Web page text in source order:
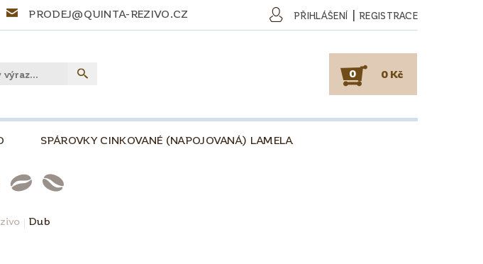
PRODEJ@QUINTA-REZIVO.CZ PŘIHLÁŠENÍ | REGISTRACE
0 0 Kč
SPÁROVKY CINKOVANÉ (NAPOJOVANÁ) LAMELA
DŘEVO
Dub